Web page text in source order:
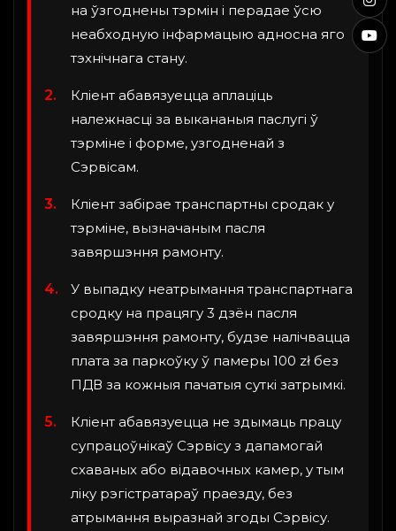
на ўзгоднены тэрмін і перадае ўсю
неабходную інфармацыю адносна яго
тэхнічнага стану.
Кліент абавязуецца аплаціць
належнасці за выкананыя паслугі ў
тэрміне і форме, узгодненай з
Сэрвісам.
Кліент забірае транспартны сродак у
тэрміне, вызначаным пасля
завяршэння рамонту.
У выпадку неатрымання транспартнага
сродку на працягу 3 дзён пасля
завяршэння рамонту, будзе налічвацца
плата за паркоўку ў памеры 100 zł без
ПДВ за кожныя пачатыя суткі затрымкі.
Кліент абавязуецца не здымаць працу
супрацоўнікаў Сэрвісу з дапамогай
схаваных або відавочных камер, у тым
ліку рэгістратараў праезду, без
атрымання выразнай згоды Сэрвісу.